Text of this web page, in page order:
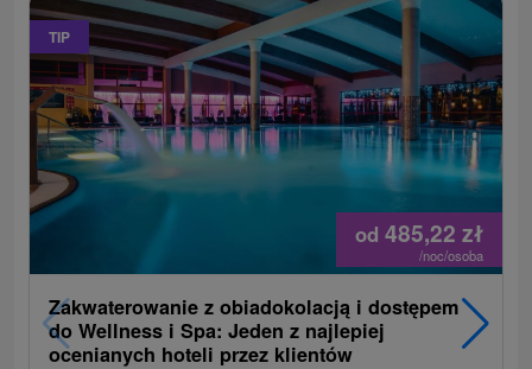
TIP
od 485,22 zł
/noc/osoba
Zakwaterowanie z obiadokolacją i dostępem
do Wellness i Spa: Jeden z najlepiej
ocenianych hoteli przez klientów